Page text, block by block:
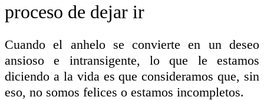
proceso de dejar ir
Cuando el anhelo se convierte en un deseo
ansioso e intransigente, lo que le estamos
diciendo a la vida es que consideramos que, sin
eso, no somos felices o estamos incompletos.